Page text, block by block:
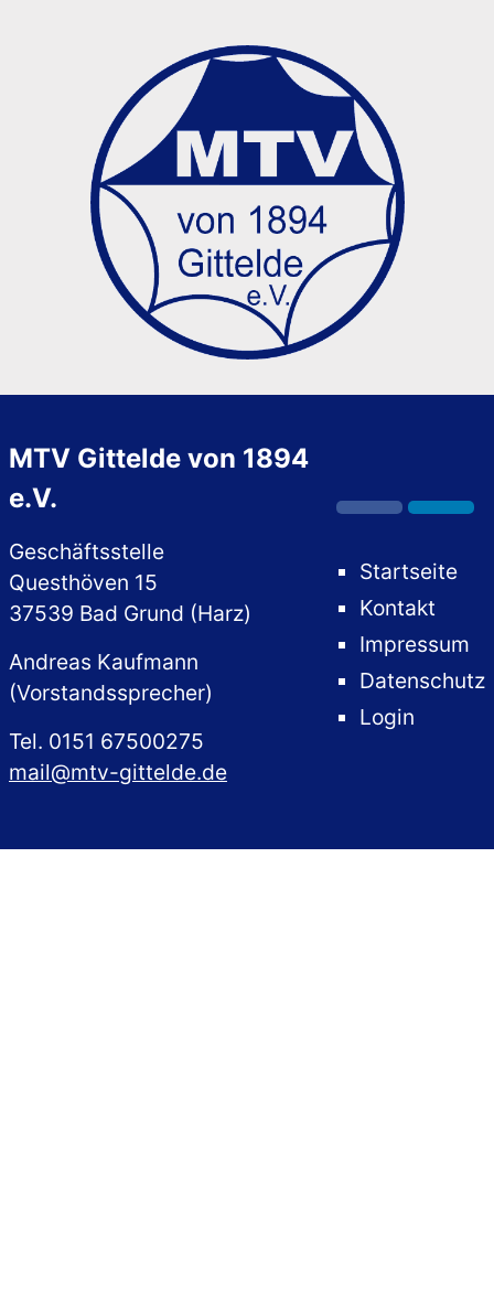
MTV Gittelde von 1894
e.V.
Geschäftsstelle
Questhöven 15
37539 Bad Grund (Harz)
Andreas Kaufmann
(Vorstandssprecher)
Tel. 0151 67500275
mail@mtv-gittelde.de
Startseite
Kontakt
Impressum
Datenschutz
Login